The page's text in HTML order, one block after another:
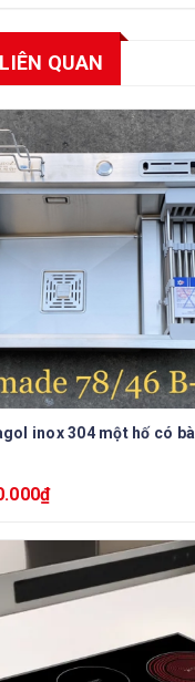
LIÊN QUAN
inox 304 một hố có
₫